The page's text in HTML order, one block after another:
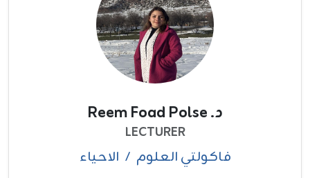
د. Reem Foad Polse
LECTURER
فاکولتي العلوم / الاحياء